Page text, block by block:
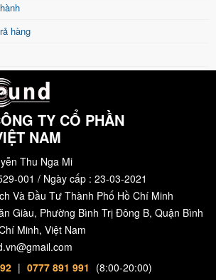
bảo vệ loa.
khuyến mại combo 11
là micro không dây đến từ thương hiệu
Trung Quốc. Micro Baier BS9500 sử dụng
sản xuất với quy trình khắt khe nhất giúp
bay bổng.
tích hợp equalizer tham số, âm nhạc để kết
cao : 12dB/24dB (0Hz – 303Hz). Nó
rít, làm chohệ thống âm thanh
hàng
TY CỔ PHẦN
NAM
Thu Nga Mi
001 / Ngày cấp : 23-03-2021
Và Đầu Tư Thành Phố Hồ Chí Minh
Giàu, Phường Bình Trị Đông B, Quận Bình
Minh, Việt Nam
| 0777 891 991 (8:00-20:00)